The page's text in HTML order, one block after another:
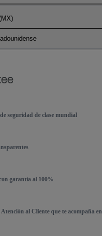
seguridad de clase mundial
garantía al 100%
al Cliente que te acompaña